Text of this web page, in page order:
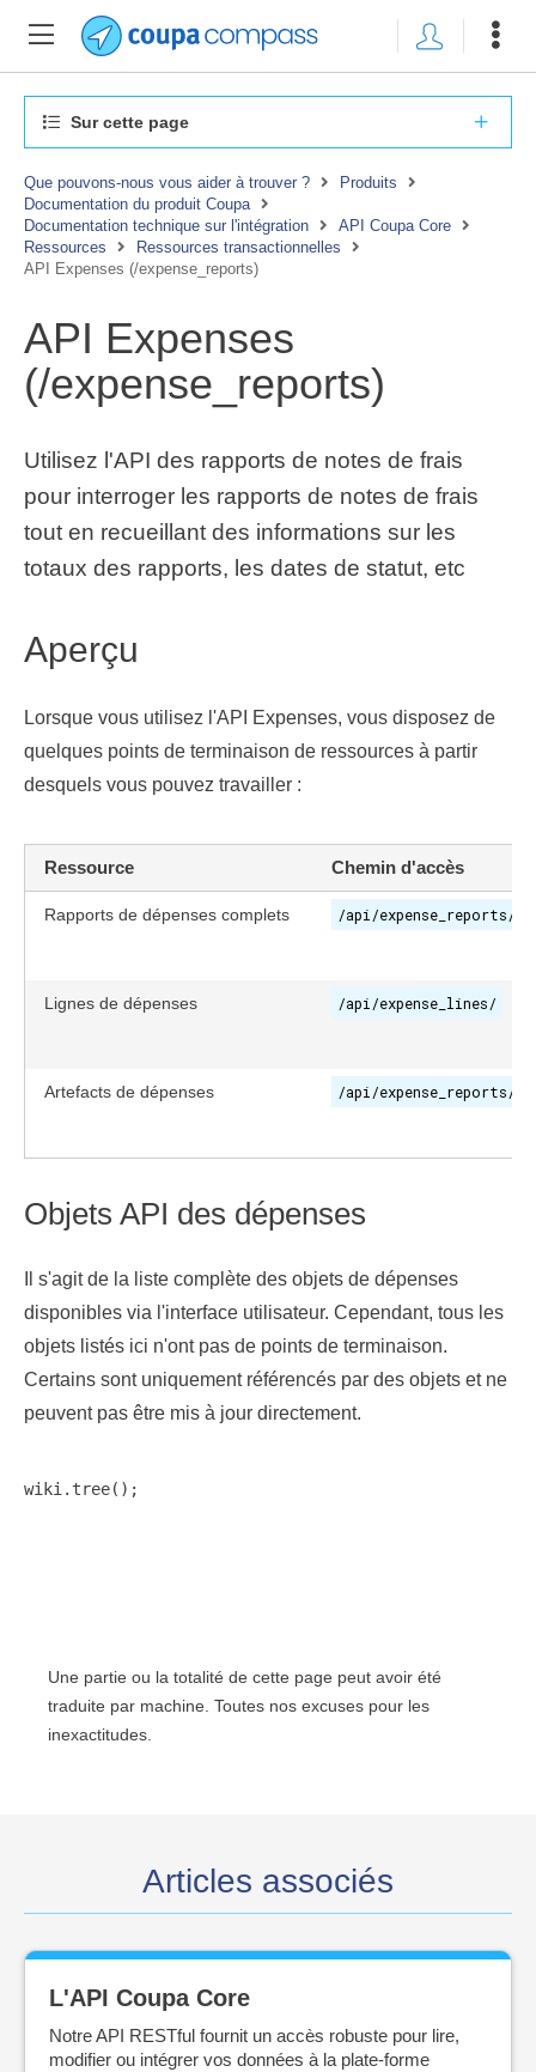
Sur cette page
Que pouvons-nous vous aider à trouver ?
Produits
Documentation du produit Coupa
Documentation technique sur l'intégration
API Coupa Core
Ressources
Ressources transactionnelles
API Expenses (/expense_reports)
API Expenses
(/expense_reports)
Utilisez l'API des rapports de notes de frais
pour interroger les rapports de notes de frais
tout en recueillant des informations sur les
totaux des rapports, les dates de statut, etc
Aperçu
Lorsque vous utilisez l'API Expenses, vous disposez de
quelques points de terminaison de ressources à partir
desquels vous pouvez travailler :
Ressource Chemin d'accès
Rapports de dépenses complets /api/expense_reports/
Lignes de dépenses /api/expense_lines/
Artefacts de dépenses /api/expense_reports/
Objets API des dépenses
Il s'agit de la liste complète des objets de dépenses
disponibles via l'interface utilisateur. Cependant, tous les
objets listés ici n'ont pas de points de terminaison.
Certains sont uniquement référencés par des objets et ne
peuvent pas être mis à jour directement.
wiki.tree();
Une partie ou la totalité de cette page peut avoir été
traduite par machine. Toutes nos excuses pour les
inexactitudes.
Articles associés
L'API Coupa Core
Notre API RESTful fournit un accès robuste pour lire,
modifier ou intégrer vos données à la plate-forme